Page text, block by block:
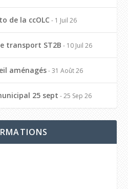
de la ccOLC - 1 Juil 26
transport ST2B - 10 Juil 26
aménagés- 31 Août 26
25 sept - 25 Sep 26